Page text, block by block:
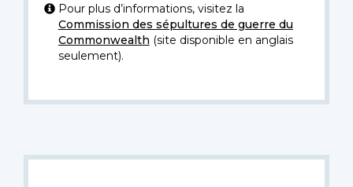
Pour plus d’informations, visitez la
Commission des sépultures de guerre du
Commonwealth (site disponible en anglais
seulement).